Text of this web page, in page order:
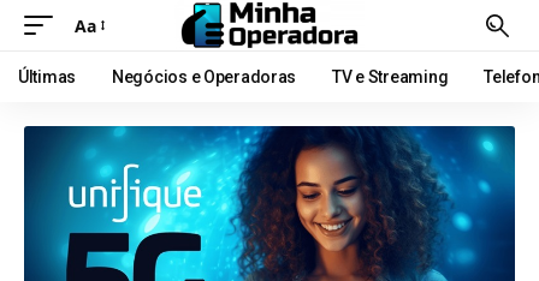
Aa
Últimas Negócios e Operadoras TV e Streaming